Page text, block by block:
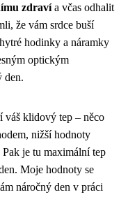
zdravía včas odhalit
že vám srdce buší
hodinky a náramky
optickým
den.
váš klidový tep – něco
nižší hodnoty
je tu maximální tep
Moje hodnoty se
náročný den v práci